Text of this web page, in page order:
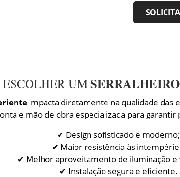
ESCOLHER UM
impacta diretamente na qualidade das
e mão de obra especializada para
✔ Design sofisticado e moderno;
✔ Maior resistência às
✔ Melhor aproveitamento de iluminação e
✔ Instalação segura e eficiente.